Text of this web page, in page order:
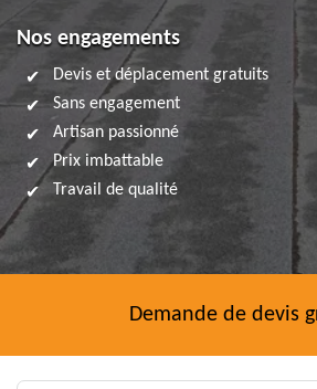
Nos engagements
Devis et déplacement gratuits
Sans engagement
Artisan passionné
Prix imbattable
Travail de qualité
Demande de devis